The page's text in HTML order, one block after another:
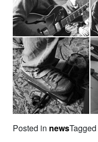
Posted in newsTagged